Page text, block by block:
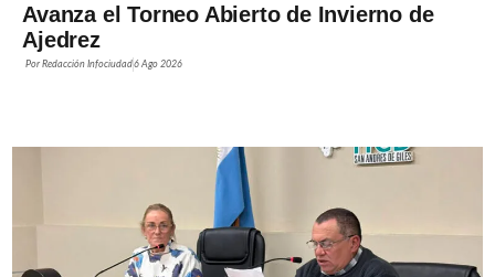
Avanza el Torneo Abierto de Invierno de
Ajedrez
PorRedacción Infociudad6 Ago 2026